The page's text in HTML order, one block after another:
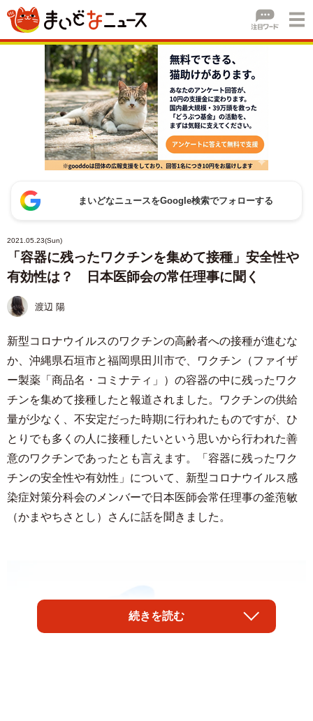
まいどなニュースをGoogle検索でフォローする
2021.05.23(Sun)
「容器に残ったワクチンを集めて接種」安全性や
有効性は？ 日本医師会の常任理事に聞く
渡辺 陽
新型コロナウイルスのワクチンの高齢者への接種が進むな
か、沖縄県石垣市と福岡県田川市で、ワクチン（ファイザ
ー製薬「商品名・コミナティ」）の容器の中に残ったワク
チンを集めて接種したと報道されました。ワクチンの供給
量が少なく、不安定だった時期に行われたものですが、ひ
とりでも多くの人に接種したいという思いから行われた善
意のワクチンであったとも言えます。「容器に残ったワク
チンの安全性や有効性」について、新型コロナウイルス感
染症対策分科会のメンバーで日本医師会常任理事の釜萢敏
（かまやちさとし）さんに話を聞きました。
続きを読む